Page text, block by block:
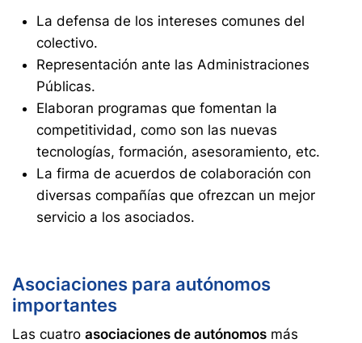
La defensa de los intereses comunes del
colectivo.
Representación ante las Administraciones
Públicas.
Elaboran programas que fomentan la
competitividad, como son las nuevas
tecnologías, formación, asesoramiento, etc.
La firma de acuerdos de colaboración con
diversas compañías que ofrezcan un mejor
servicio a los asociados.
Asociaciones para autónomos
importantes
Las cuatro asociaciones de autónomos más